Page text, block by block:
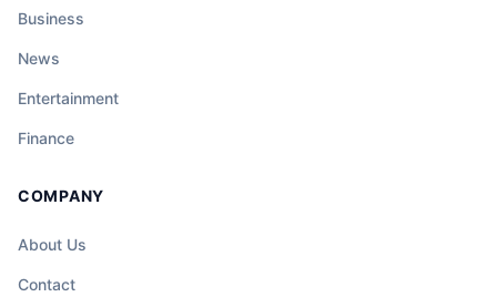
Business
News
Entertainment
Finance
COMPANY
About Us
Contact